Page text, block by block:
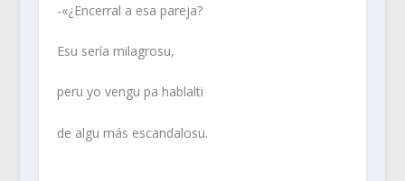
-«¿Encerral a esa pareja?
Esu sería milagrosu,
peru yo vengu pa hablalti
de algu más escandalosu.